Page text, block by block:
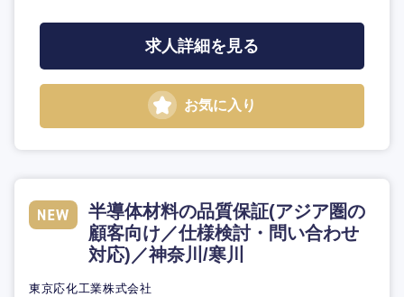
求人詳細を見る
お気に入り
半導体材料の品質保証(アジア圏の
顧客向け／仕様検討・問い合わせ
対応)／神奈川/寒川
東京応化工業株式会社